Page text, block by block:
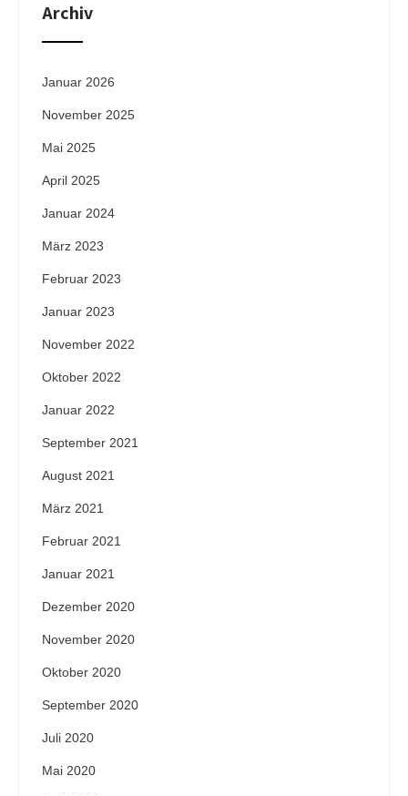
Archiv
Januar 2026
November 2025
Mai 2025
April 2025
Januar 2024
März 2023
Februar 2023
Januar 2023
November 2022
Oktober 2022
Januar 2022
September 2021
August 2021
März 2021
Februar 2021
Januar 2021
Dezember 2020
November 2020
Oktober 2020
September 2020
Juli 2020
Mai 2020